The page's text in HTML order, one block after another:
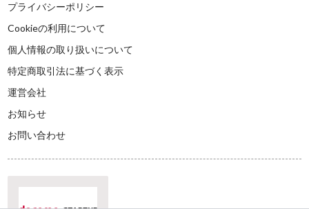
プライバシーポリシー
Cookieの利用について
個人情報の取り扱いについて
特定商取引法に基づく表示
運営会社
お知らせ
お問い合わせ